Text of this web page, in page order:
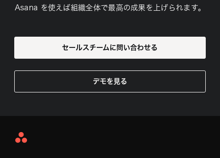
Asana を使えば組織全体で最高の成果を上げられます。
セールスチームに問い合わせる
デモを見る
Asana